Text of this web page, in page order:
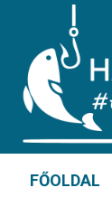
FŐOLDAL